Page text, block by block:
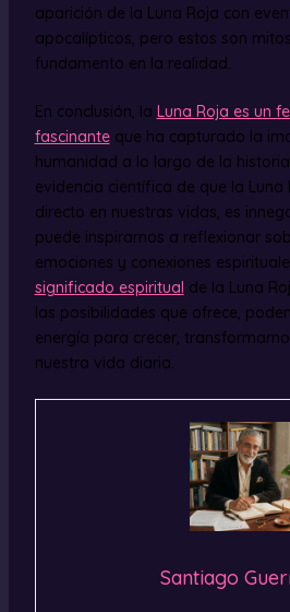
aparición de la Luna Roja con
apocalípticos, pero estos son
fundamento en la realidad.
En conclusión, la Luna Roja es un
fascinanteque ha capturado la
humanidad a lo largo de la
evidencia científica de que la
directo en nuestras vidas, es
puede inspirarnos a reflexionar
emociones y conexiones
significado espiritual de la Luna
las posibilidades que ofrece,
energía para crecer,
nuestra vida diaria.
Santiago